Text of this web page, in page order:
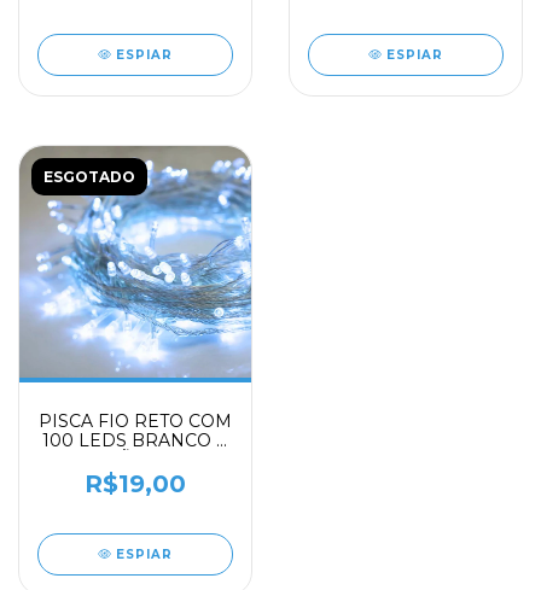
ESPIAR ESPIAR
ESGOTADO
PISCA FIO RETO COM
100 LEDS BRANCO 8
R$19,00
ESPIAR